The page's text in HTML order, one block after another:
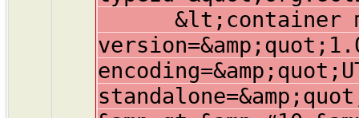
&lt;container